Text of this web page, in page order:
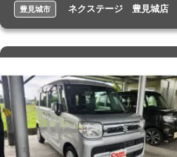
豊見城市 ネクステージ 豊見城店